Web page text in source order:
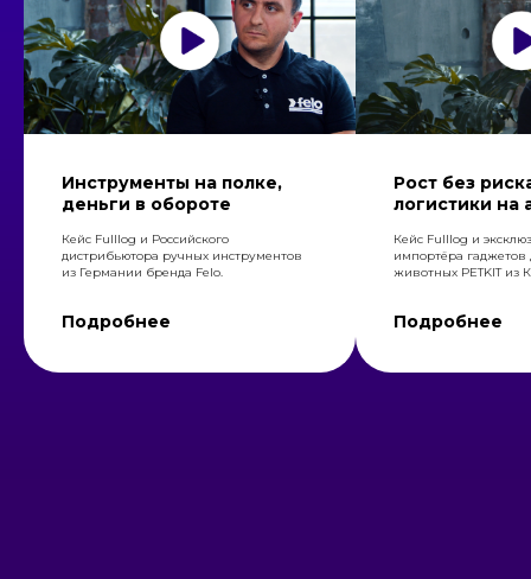
Инструменты на полке,
деньги в обороте
Кейс Fulllog и Российского
дистрибьютора ручных инструментов
из Германии бренда Felo.
Подробнее
Рост без
логистики на
Кейс Fulllog и
импортёра
животных PETKIT из
Подробнее